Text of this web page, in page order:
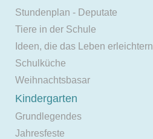
Stundenplan - Deputate
Tiere in der Schule
Ideen, die das Leben erleichtern
Schulküche
Weihnachtsbasar
Kindergarten
Grundlegendes
Jahresfeste